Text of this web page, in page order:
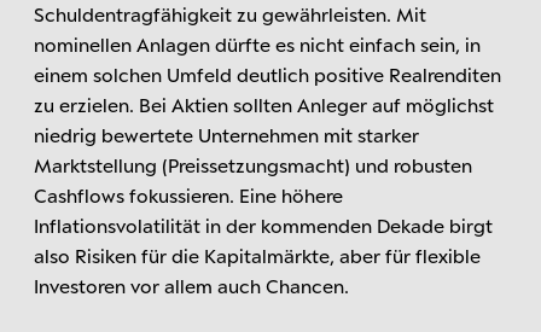
Schuldentragfähigkeit zu gewährleisten. Mit
nominellen Anlagen dürfte es nicht einfach sein, in
einem solchen Umfeld deutlich positive Realrenditen
zu erzielen. Bei Aktien sollten Anleger auf möglichst
niedrig bewertete Unternehmen mit starker
Marktstellung (Preissetzungsmacht) und robusten
Cashflows fokussieren. Eine höhere
Inflationsvolatilität in der kommenden Dekade birgt
also Risiken für die Kapitalmärkte, aber für flexible
Investoren vor allem auch Chancen.